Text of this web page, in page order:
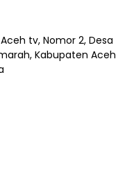
tv, Nomor 2, Desa
Kabupaten Aceh